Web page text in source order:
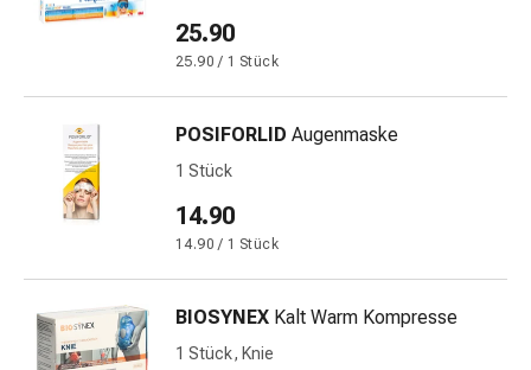
Herznerven-
Störung
Gedächtnis-
&
Konzentrationsstörung
Allergien
&
Heuschnupfen
Antiallergika
Magen-
Darm
25.90
25.90 / 1 Stück
POSIFORLID Augenmaske
1 Stück
14.90
14.90 / 1 Stück
BIOSYNEX Kalt Warm Kompresse
1 Stück, Knie